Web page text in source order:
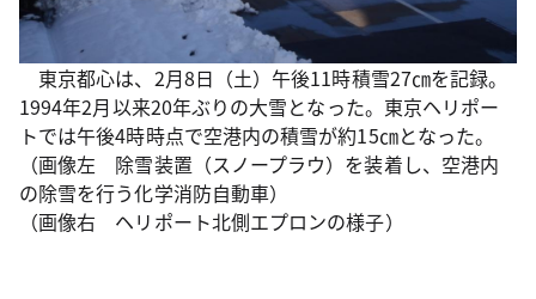
東京都心は、2月8日（土）午後11時積雪27㎝を記録。
1994年2月以来20年ぶりの大雪となった。東京ヘリポー
トでは午後4時時点で空港内の積雪が約15㎝となった。
（画像左 除雪装置（スノープラウ）を装着し、空港内
の除雪を行う化学消防自動車）
（画像右 ヘリポート北側エプロンの様子）